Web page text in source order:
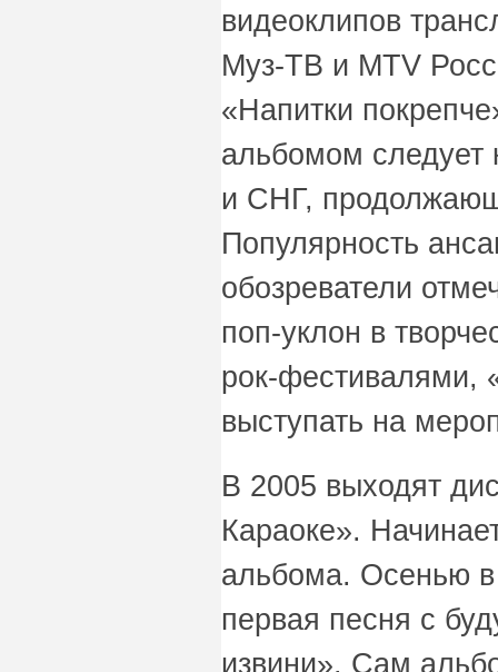
видеоклипов
Муз-ТВ и MTV
«Напитки
альбомом следует
и СНГ,
Популярность
обозреватели
поп-уклон в
рок-фестивалями,
выступать на
В 2005 выходят
Караоке».
альбома. Осенью в
первая песня с
извини». Сам